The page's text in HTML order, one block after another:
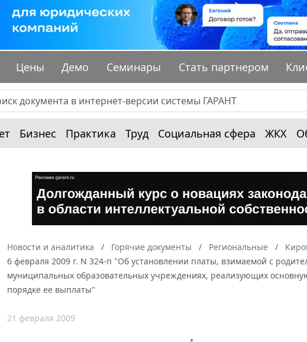
Цены Демо Семинары Стать партнером
Бизнес Практика Труд Социальная сфера ЖКХ
Новости и аналитика Горячие документы Региональные
6 февраля 2009 г. N 324-п "Об установлении платы, взимаемой с
муниципальных образовательных учреждениях, реализующих
порядке ее выплаты"
21 февраля 2009